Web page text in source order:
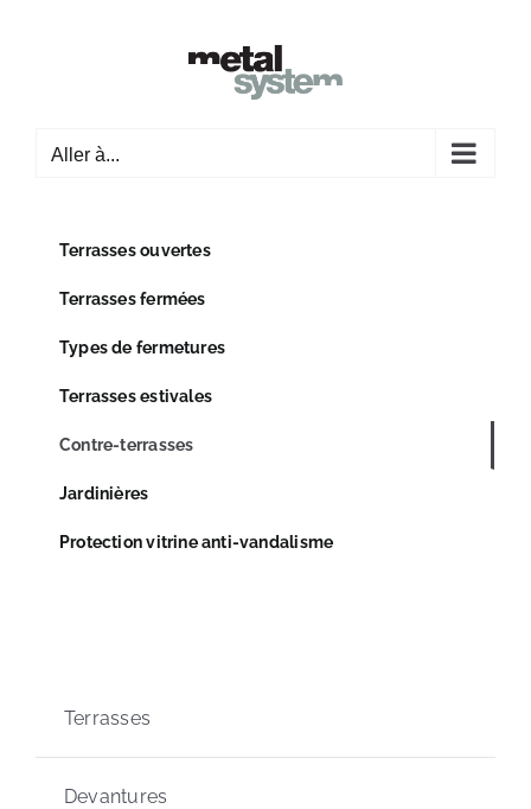
Aller à...
Terrasses
Devantures
Terrasses ouvertes
Terrasses fermées
Types de fermetures
Terrasses estivales
Contre-terrasses
Jardinières
Protection vitrine anti-vandalisme